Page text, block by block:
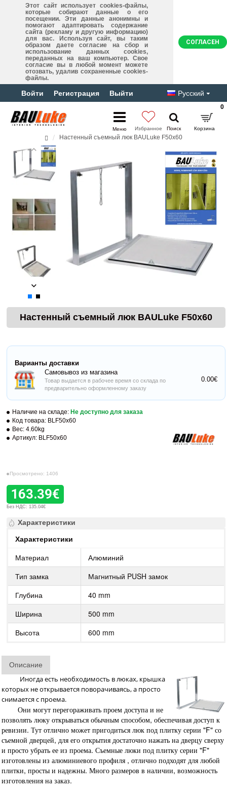
Этот сайт использует cookies-файлы,
которые собирают данные о его
посещении. Эти данные анонимны и
помогают адаптировать содержание
сайта (рекламу и другую информацию)
для вас. Используя сайт, вы таким
образом даете согласие на сбор и
использование данных cookies,
переданных на ваш компьютер. Свое
согласие вы в любой момент можете
отозвать, удалив сохраненные cookies-
файлы.
СОГЛАСЕН
Войти Регистрация Выйти Русский
0
Настенный съемный люк BAULuke F50x60
Настенный съемный люк BAULuke F50x60
Наличие на складе: Не доступно для заказа
Код товара: BLF50x60
Вес: 4.60kg
Артикул: BLF50x60
Просмотрено: 1406
163.39€
Без НДС: 135.04€
Варианты доставки
Самовывоз из магазина
Товар выдается в рабочее время со склада по
предварительно оформленному заказу
0.00€
Характеристики
Характеристики
Материал
Алюминий
Тип замка
Магнитный PUSH замок
Глубина
40 mm
Ширина
500 mm
Высота
600 mm
Описание
Иногда есть необходимость в люках, крышка
которых не открывается поворачиваясь, а просто
снимается с проема.
Они могут перегораживать проем доступа и не
позволять люку открываться обычным способом, обеспечивая доступ к
ревизии. Тут отлично может пригодиться люк под плитку серии "F" со
съемной дверцей, для его открытия достаточно нажать на дверцу сверху
и просто убрать ее из проема. Съемные люки под плитку серии "F"
изготовлены из алюминиевого профиля , отлично подходят для любой
плитки, просты и надежны. Много размеров в наличии, возможность
изготовления на заказ.